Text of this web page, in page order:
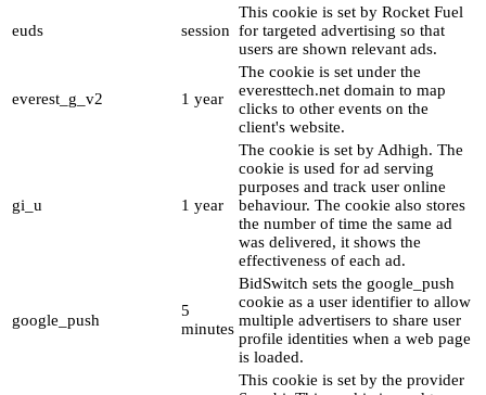
euds session
This cookie is set by Rocket Fuel
for targeted advertising so that
users are shown relevant ads.
everest_g_v2 1 year
The cookie is set under the
everesttech.net domain to map
clicks to other events on the
client's website.
gi_u 1 year
The cookie is set by Adhigh. The
cookie is used for ad serving
purposes and track user online
behaviour. The cookie also stores
the number of time the same ad
was delivered, it shows the
effectiveness of each ad.
google_push
5
minutes
BidSwitch sets the google_push
cookie as a user identifier to allow
multiple advertisers to share user
profile identities when a web page
is loaded.
This cookie is set by the provider